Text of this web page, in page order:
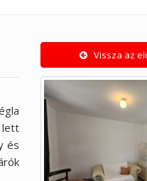
lett
és
Vissza az